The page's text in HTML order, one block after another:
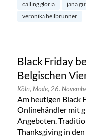
calling gloria jana
veronika heilbrunner
Black Friday
Belgischen
Köln, Mode, 26.
Am heutigen Black
Onlinehändler mit
Angeboten.
Thanksgiving in